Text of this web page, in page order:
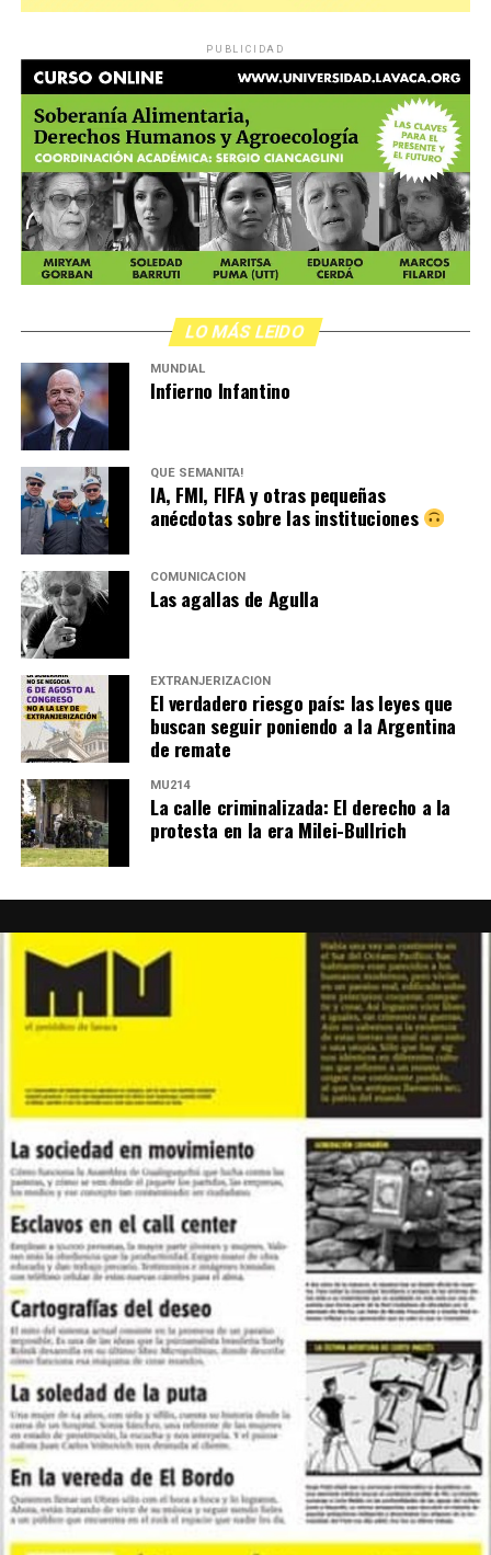
PUBLICIDAD
LO MÁS LEIDO
MUNDIAL
Infierno Infantino
QUÉ SEMANITA!
IA, FMI, FIFA y otras pequeñas
anécdotas sobre las instituciones
COMUNICACIÓN
Las agallas de Agulla
EXTRANJERIZACIÓN
El verdadero riesgo país: las leyes que
buscan seguir poniendo a la Argentina
de remate
MU214
La calle criminalizada: El derecho a la
protesta en la era Milei-Bullrich